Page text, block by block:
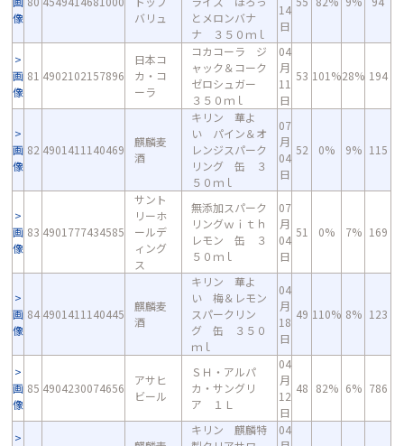
像
バリュ
とメロンバナ
ナ ３５０ｍｌ
14
日
画
像
81 4902102157896
日本コ
カ・コ
ーラ
コカコーラ ジ
ャック＆コーク
ゼロシュガー
３５０ｍｌ
04
月
11
日
53 101%28% 194
画
像
82 4901411140469
麒麟麦
酒
キリン 華よ
い パイン＆オ
レンジスパーク
リング 缶 ３
５０ｍｌ
07
月
04
日
52 0% 9% 115
画
像
83 4901777434585
サント
リーホ
ールデ
ィング
ス
無添加スパーク
リングｗｉｔｈ
レモン 缶 ３
５０ｍｌ
07
月
04
日
51 0% 7% 169
画
像
84 4901411140445
麒麟麦
酒
キリン 華よ
い 梅＆レモン
スパークリン
グ 缶 ３５０
ｍｌ
04
月
18
日
49 110% 8% 123
画
像
85 4904230074656
アサヒ
ビール
ＳＨ・アルパ
カ・サングリ
ア １Ｌ
04
月
12
日
48 82% 6% 786
キリン 麒麟特
04